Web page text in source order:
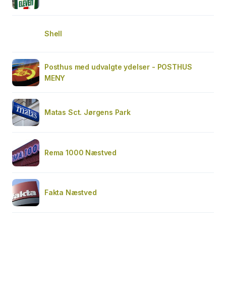
Shell
Posthus med udvalgte ydelser - POSTHUS
MENY
Matas Sct. Jørgens Park
Rema 1000 Næstved
Fakta Næstved